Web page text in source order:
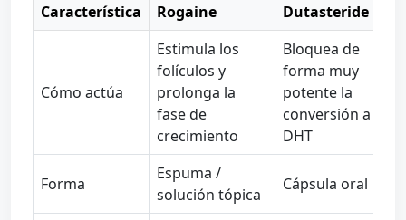
Característica Rogaine Dutasteride
Cómo actúa
Estimula los
folículos y
prolonga la
fase de
crecimiento
Bloquea de
forma muy
potente la
conversión a
DHT
Forma
Espuma /
solución tópica
Cápsula oral